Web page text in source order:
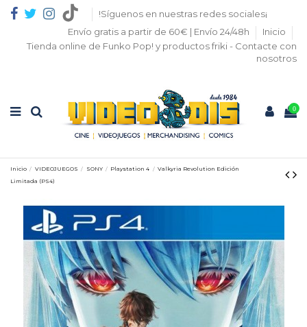
!Síguenos en nuestras redes sociales¡
Envío gratis a partir de 60€ | Envío 24/48h
Inicio
Tienda online de Funko Pop! y productos friki - Contacte con
nosotros
0
Inicio VIDEOJUEGOS SONY Playstation 4
Valkyria Revolution Edición
Limitada (PS4)